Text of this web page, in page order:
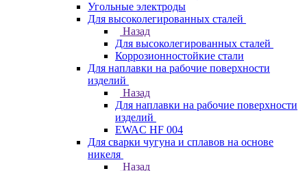
Угольные электроды
Для высоколегированных сталей
Назад
Для высоколегированных сталей
Коррозионностойкие стали
Для наплавки на рабочие поверхности
изделий
Назад
Для наплавки на рабочие поверхности
изделий
EWAC HF 004
Для сварки чугуна и сплавов на основе
никеля
Назад